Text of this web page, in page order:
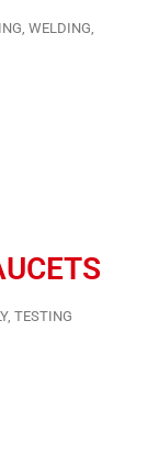
WELDING,
TESTING